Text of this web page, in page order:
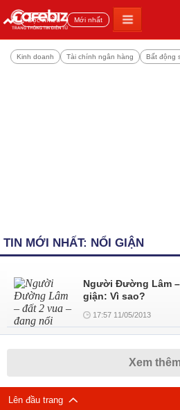
Đọc nhiều Mới nhất
Kinh doanh Tài chính ngân hàng Bất động
TIN MỚI NHẤT: NỔI GIẬN
Người Đường Lâm
giận: Vì sao?
17:57 11/05/2013
Xem
Lên đầu trang